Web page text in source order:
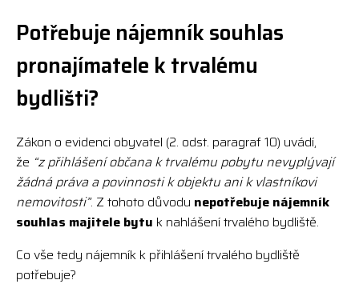
Potřebuje nájemník souhlas
pronajímatele k trvalému
bydlišti?
Zákon o evidenci obyvatel (2. odst. paragraf 10) uvádí,
že “z přihlášení občana k trvalému pobytu nevyplývají
žádná práva a povinnosti k objektu ani k vlastníkovi
nemovitosti”. Z tohoto důvodu nepotřebuje nájemník
souhlas majitele bytu k nahlášení trvalého bydliště.
Co vše tedy nájemník k přihlášení trvalého bydliště
potřebuje?